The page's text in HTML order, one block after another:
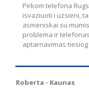
Pirkom telefona
isvaziuoti i uzsieni,
asmeniskai su
problema ir
aptarnavimas
Roberta - Kaunas